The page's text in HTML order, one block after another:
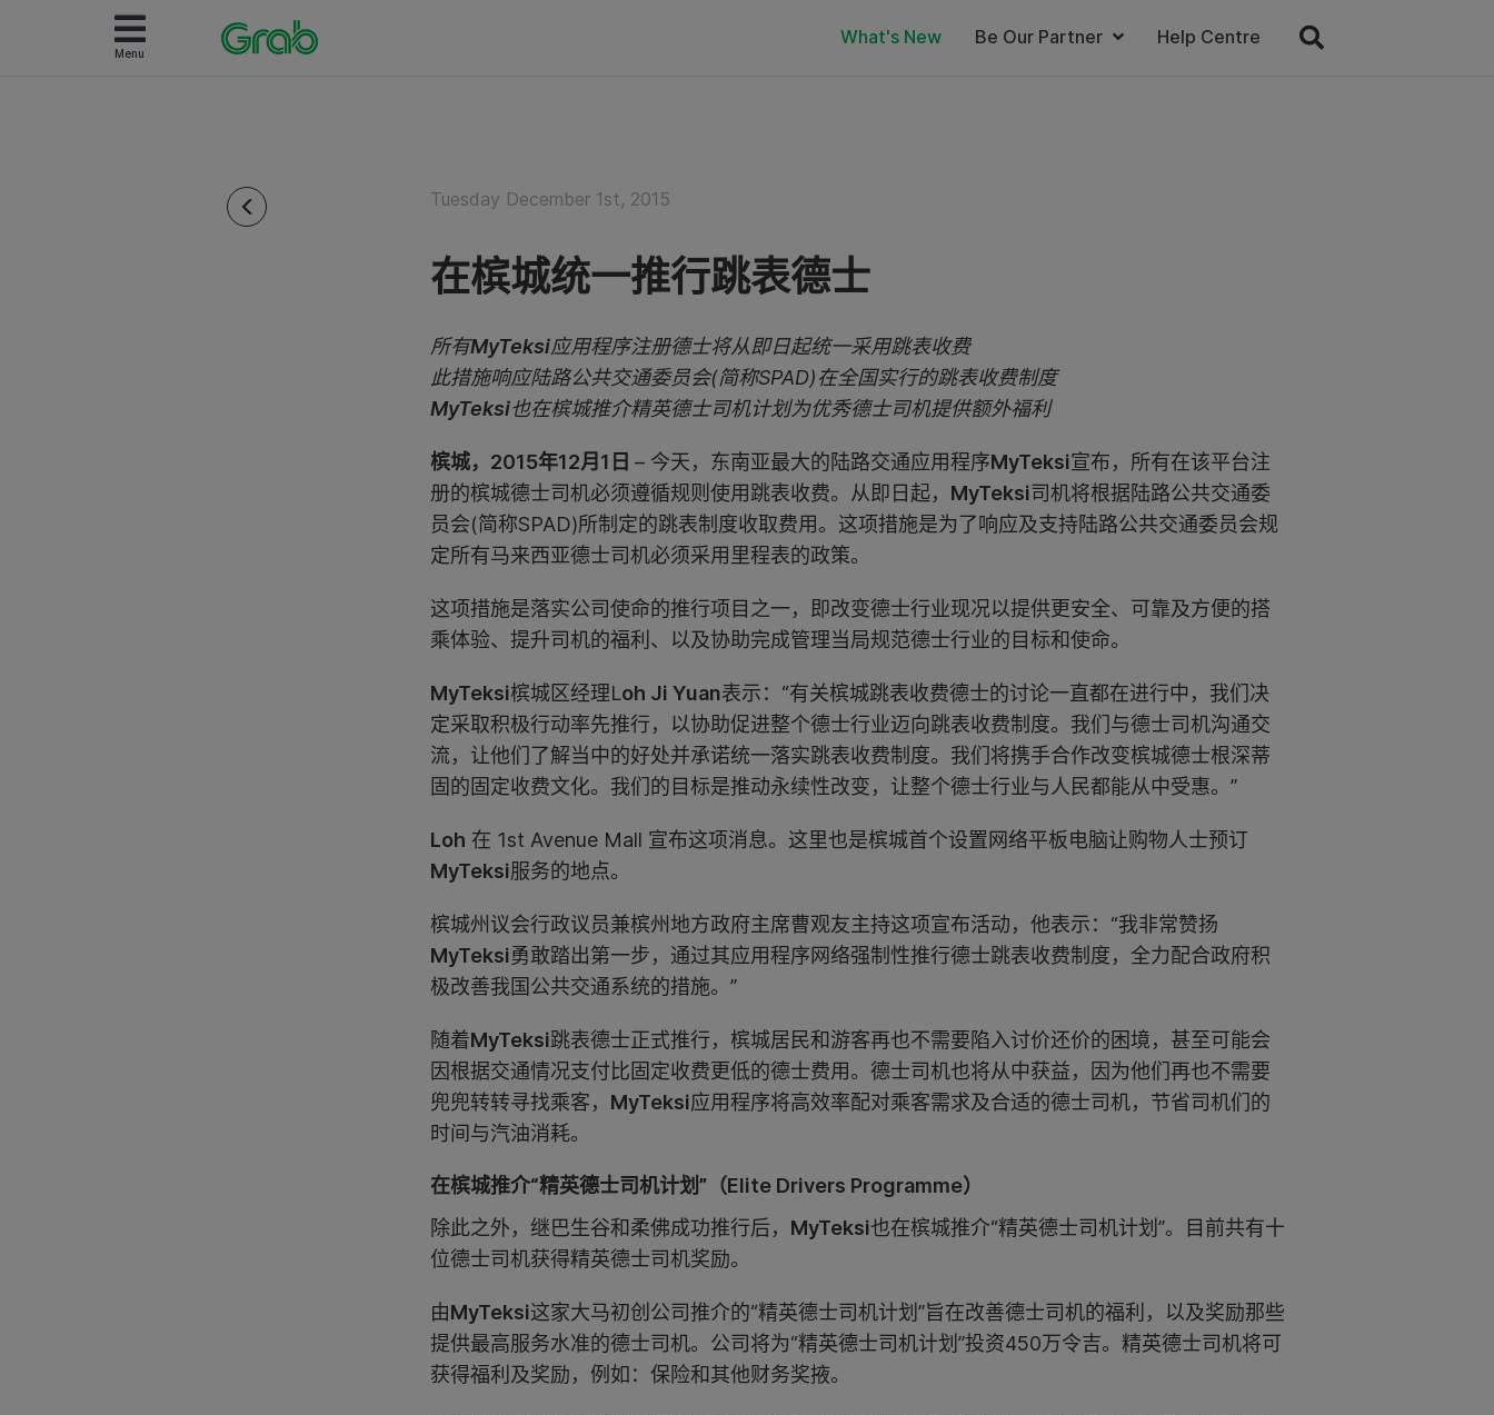
Menu
What's New Be Our Partner Help Centre
Tuesday December 1st, 2015
在槟城统一推行跳表德士
所有MyTeksi应用程序注册德士将从即日起统一采用跳表收费
此措施响应陆路公共交通委员会(简称SPAD)在全国实行的跳表收费制度
MyTeksi也在槟城推介精英德士司机计划为优秀德士司机提供额外福利
槟城，2015年12月1日 – 今天，东南亚最大的陆路交通应用程序MyTeksi宣布，所有在该平台注
册的槟城德士司机必须遵循规则使用跳表收费。从即日起， MyTeksi司机将根据陆路公共交通委
员会(简称SPAD)所制定的跳表制度收取费用。这项措施是为了响应及支持陆路公共交通委员会规
定所有马来西亚德士司机必须采用里程表的政策。
这项措施是落实公司使命的推行项目之一，即改变德士行业现况以提供更安全、可靠及方便的搭
乘体验、提升司机的福利、以及协助完成管理当局规范德士行业的目标和使命。
MyTeksi槟城区经理Loh Ji Yuan表示：“有关槟城跳表收费德士的讨论一直都在进行中，我们决
定采取积极行动率先推行，以协助促进整个德士行业迈向跳表收费制度。我们与德士司机沟通交
流，让他们了解当中的好处并承诺统一落实跳表收费制度。我们将携手合作改变槟城德士根深蒂
固的固定收费文化。我们的目标是推动永续性改变，让整个德士行业与人民都能从中受惠。”
Loh 在 1st Avenue Mall 宣布这项消息。这里也是槟城首个设置网络平板电脑让购物人士预订
MyTeksi服务的地点。
槟城州议会行政议员兼槟州地方政府主席曹观友主持这项宣布活动，他表示：“我非常赞扬
MyTeksi勇敢踏出第一步，通过其应用程序网络强制性推行德士跳表收费制度，全力配合政府积
极改善我国公共交通系统的措施。”
随着MyTeksi跳表德士正式推行，槟城居民和游客再也不需要陷入讨价还价的困境，甚至可能会
因根据交通情况支付比固定收费更低的德士费用。德士司机也将从中获益，因为他们再也不需要
兜兜转转寻找乘客， MyTeksi应用程序将高效率配对乘客需求及合适的德士司机，节省司机们的
时间与汽油消耗。
在槟城推介“精英德士司机计划”（Elite Drivers Programme）
除此之外，继巴生谷和柔佛成功推行后， MyTeksi也在槟城推介“精英德士司机计划”。目前共有十
位德士司机获得精英德士司机奖励。
由MyTeksi这家大马初创公司推介的“精英德士司机计划”旨在改善德士司机的福利，以及奖励那些
提供最高服务水准的德士司机。公司将为“精英德士司机计划”投资450万令吉。精英德士司机将可
获得福利及奖励，例如：保险和其他财务奖掖。